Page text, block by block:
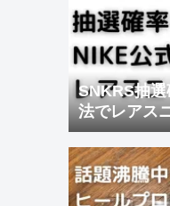
SNKRS抽
法でレアス